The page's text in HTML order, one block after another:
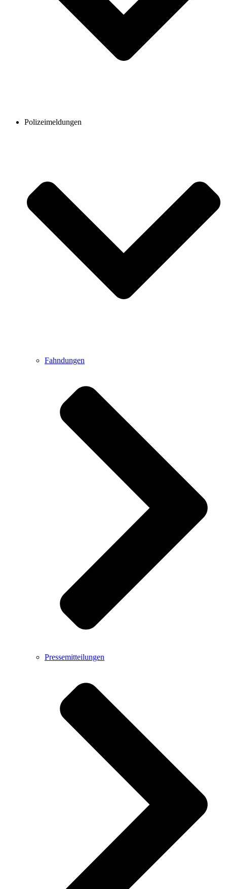
Polizeimeldungen
Fahndungen
Pressemitteilungen